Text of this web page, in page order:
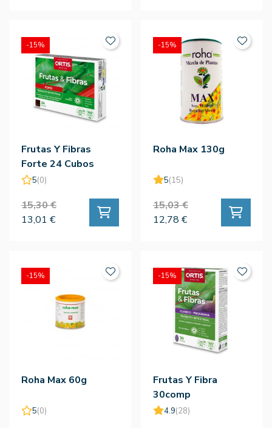
Frutas Y Fibras
Forte 24 Cubos
5(0)
15,30 €
13,01 €
-15%
Roha Max 130g
5(15)
15,03 €
12,78 €
-15%
Roha Max 60g
5(0)
-15%
Frutas Y Fibra
30comp
4.9(28)
-15%